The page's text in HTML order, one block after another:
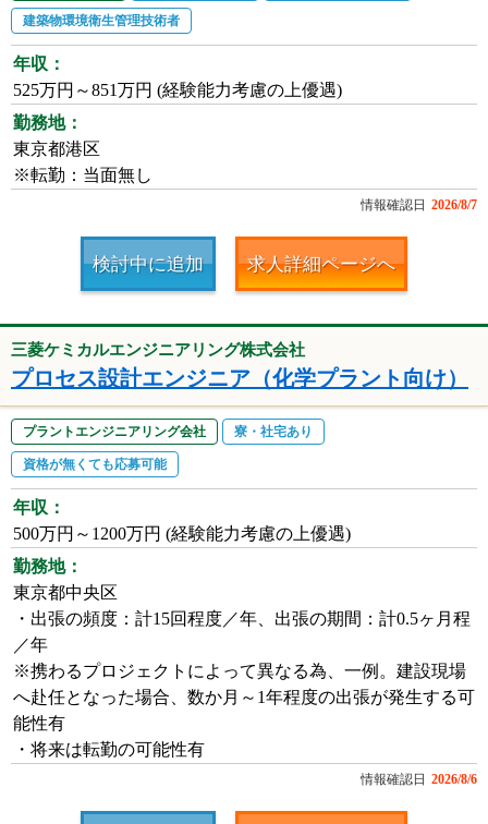
建築物環境衛生管理技術者
年収：
525万円～851万円 (経験能力考慮の上優遇)
勤務地：
東京都港区
※転勤：当面無し
情報確認日 2026/8/7
検討中に追加 求人詳細ページへ
三菱ケミカルエンジニアリング株式会社
プロセス設計エンジニア（化学プラント向け）
プラントエンジニアリング会社 寮・社宅あり
資格が無くても応募可能
年収：
500万円～1200万円 (経験能力考慮の上優遇)
勤務地：
東京都中央区
・出張の頻度：計15回程度／年、出張の期間：計0.5ヶ月程
／年
※携わるプロジェクトによって異なる為、一例。建設現場
へ赴任となった場合、数か月～1年程度の出張が発生する可
能性有
・将来は転勤の可能性有
情報確認日 2026/8/6